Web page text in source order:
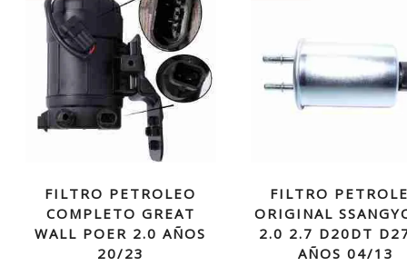
FILTRO PETROLEO
COMPLETO GREAT
WALL POER 2.0 AÑOS
20/23
FILTRO
ORIGINAL
2.0 2.7 D20DT
AÑOS 04/13